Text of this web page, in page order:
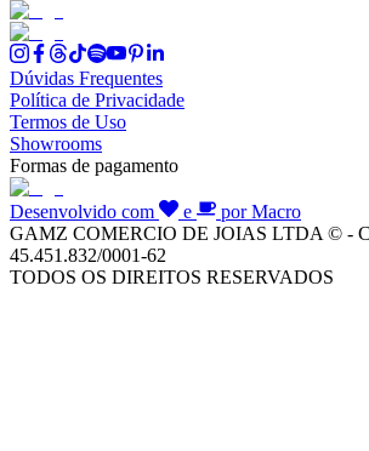
Dúvidas Frequentes
Política de Privacidade
Termos de Uso
Showrooms
Formas de pagamento
Desenvolvido com e
por Macro
GAMZ COMERCIO DE JOIAS LTDA © -
45.451.832/0001-62
TODOS OS DIREITOS RESERVADOS